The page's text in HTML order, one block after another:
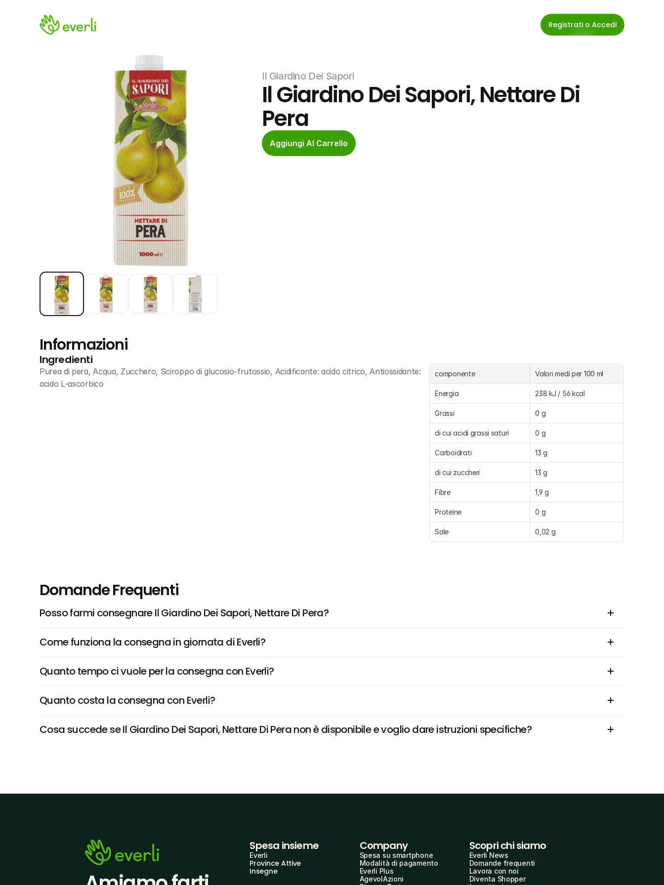
Registrati o Accedi
Il Giardino Dei Sapori
Il Giardino Dei Sapori, Nettare Di
Pera
Aggiungi Al Carrello
Informazioni
Ingredienti
Purea di pera, Acqua, Zucchero, Sciroppo di glucosio-frutossio, Acidificante: acido citrico, Antiossidante:
acido L-ascorbico
componente Valori medi per 100 ml
Energia 238 kJ / 56 kcal
Grassi 0 g
di cui acidi grassi saturi 0 g
Carboidrati 13 g
di cui zuccheri 13 g
Fibre 1,9 g
Proteine 0 g
Sale 0,02 g
Domande Frequenti
Posso farmi consegnare Il Giardino Dei Sapori, Nettare Di Pera?
Come funziona la consegna in giornata di Everli?
Quanto tempo ci vuole per la consegna con Everli?
Quanto costa la consegna con Everli?
Cosa succede se Il Giardino Dei Sapori, Nettare Di Pera non è disponibile e voglio dare istruzioni specifiche?
Spesa insieme
Everli
Province Attive
Insegne
Company
Spesa su smartphone
Modalità di pagamento
Everli Plus
AgevolAzioni
Scopri chi siamo
Everli News
Domande frequenti
Lavora con noi
Diventa Shopper